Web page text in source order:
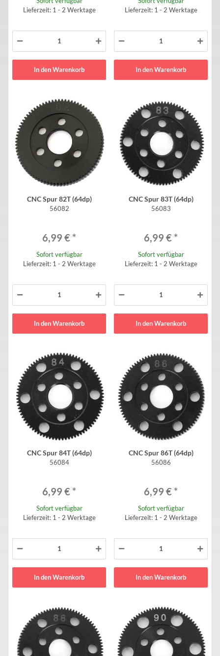
Lieferzeit: 1 - 2 Werktage
In den Warenkorb
Lieferzeit: 1 - 2 Werktage
In den Warenkorb
CNC Spur 82T (64dp)
56082
6,99 € *
Sofort verfügbar
Lieferzeit: 1 - 2 Werktage
In den Warenkorb
CNC Spur 83T (64dp)
56083
6,99 € *
Sofort verfügbar
Lieferzeit: 1 - 2 Werktage
In den Warenkorb
CNC Spur 84T (64dp)
56084
6,99 € *
Sofort verfügbar
Lieferzeit: 1 - 2 Werktage
In den Warenkorb
CNC Spur 86T (64dp)
56086
6,99 € *
Sofort verfügbar
Lieferzeit: 1 - 2 Werktage
In den Warenkorb